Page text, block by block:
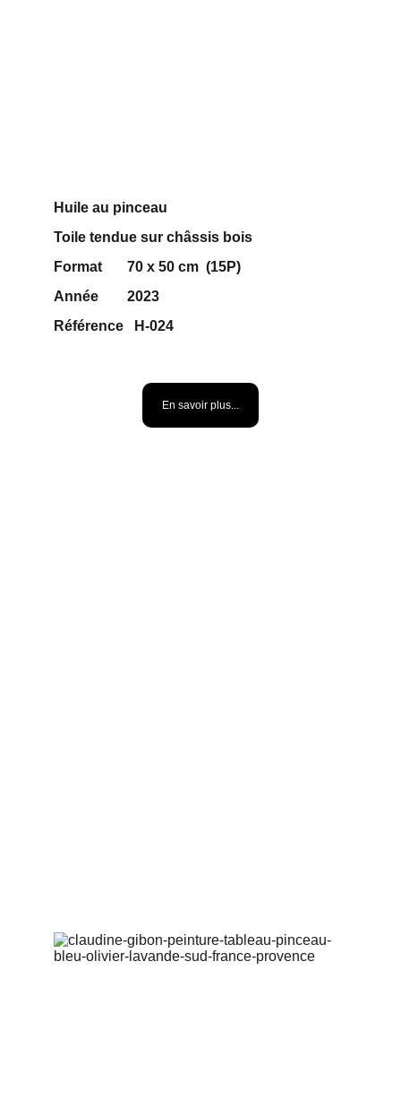
Huile au pinceau
Toile tendue sur châssis bois
Format       70 x 50 cm  (15P)
Année        2023
Référence   H-024
En savoir plus...